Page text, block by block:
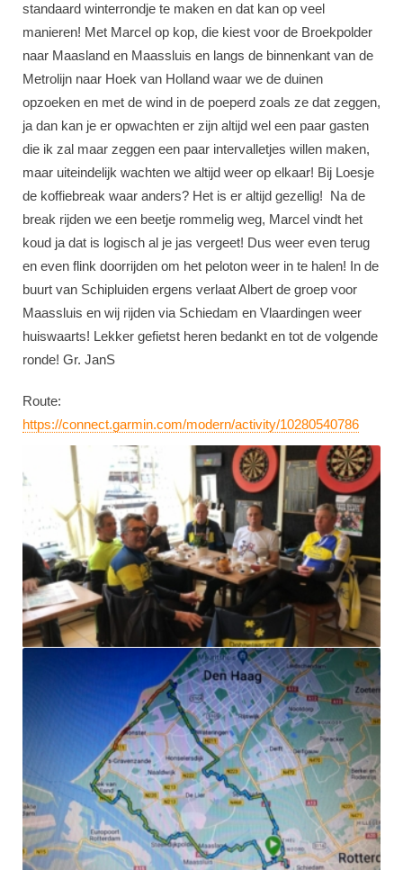
standaard winterrondje te maken en dat kan op veel
manieren! Met Marcel op kop, die kiest voor de Broekpolder
naar Maasland en Maassluis en langs de binnenkant van de
Metrolijn naar Hoek van Holland waar we de duinen
opzoeken en met de wind in de poeperd zoals ze dat zeggen,
ja dan kan je er opwachten er zijn altijd wel een paar gasten
die ik zal maar zeggen een paar intervalletjes willen maken,
maar uiteindelijk wachten we altijd weer op elkaar! Bij Loesje
de koffiebreak waar anders? Het is er altijd gezellig! Na de
break rijden we een beetje rommelig weg, Marcel vindt het
koud ja dat is logisch al je jas vergeet! Dus weer even terug
en even flink doorrijden om het peloton weer in te halen! In de
buurt van Schipluiden ergens verlaat Albert de groep voor
Maassluis en wij rijden via Schiedam en Vlaardingen weer
huiswaarts! Lekker gefietst heren bedankt en tot de volgende
ronde! Gr. JanS
Route:
https://connect.garmin.com/modern/activity/10280540786